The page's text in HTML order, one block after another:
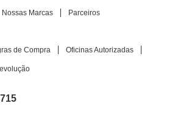
Nossas Marcas Parceiros
de Compra Oficinas Autorizadas